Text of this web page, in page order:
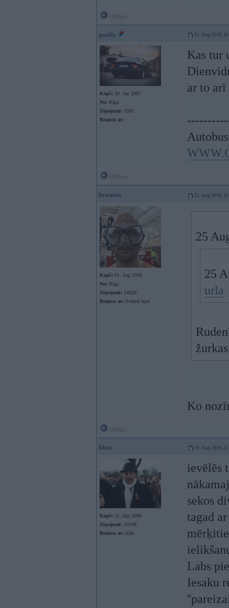
guzlis 25. Aug 2010,
Kopš: 20. Jan 2007
No: Rīga
Ziņojumi: 1583
Braucu ar:
Kas tur
ar to arī
hronists 25. Aug 2010,
Kopš: 01. Sep 2008
No: Rīga
Ziņojumi: 14820
Braucu ar: Svensk hjul
25
25
urla
Ko
kkas 25. Aug 2010,
Kopš: 22. Apr 2008
Ziņojumi: 10348
Braucu ar: Alfu
ievēlēs
sekos
tagad
Labs
Iesaku